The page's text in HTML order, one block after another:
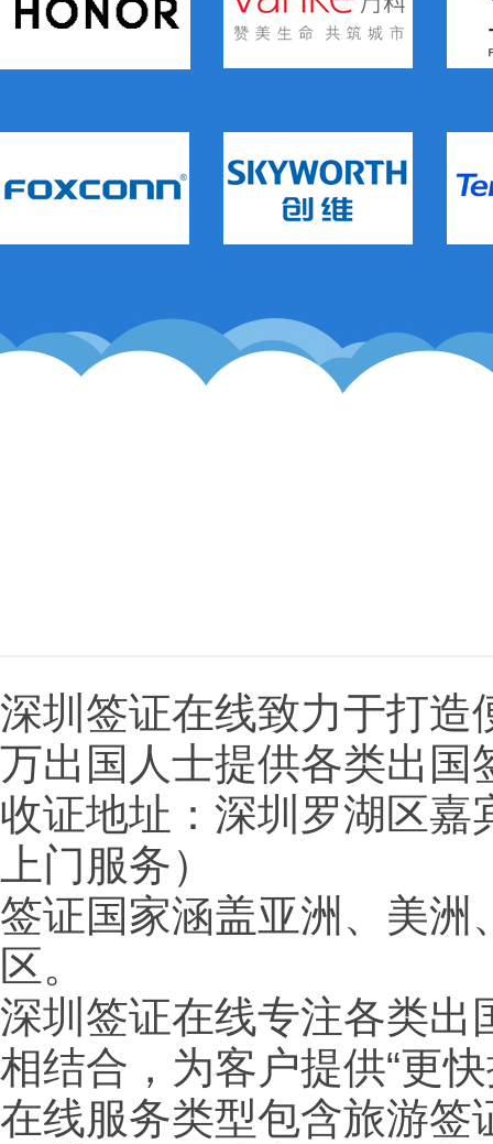
深圳签证在线致力于打造
万出国人士提供各类出国
收证地址：深圳罗湖区
上门服务）
签证国家涵盖亚洲、美
区。
深圳签证在线专注各类出
相结合，为客户提供“更
在线服务类型包含旅游签